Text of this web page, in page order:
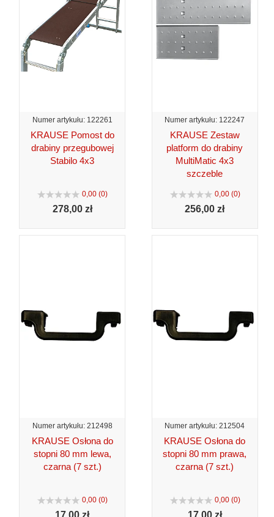
Numer artykułu: 122261
KRAUSE Pomost do
drabiny przegubowej
Stabilo 4x3
0,00 (0)
278,00 zł
Numer artykułu: 122247
KRAUSE Zestaw
platform do drabiny
MultiMatic 4x3
szczeble
0,00 (0)
256,00 zł
Numer artykułu: 212498
KRAUSE Osłona do
stopni 80 mm lewa,
czarna (7 szt.)
0,00 (0)
17,00 zł
Numer artykułu: 212504
KRAUSE Osłona do
stopni 80 mm prawa,
czarna (7 szt.)
0,00 (0)
17, 00 zł